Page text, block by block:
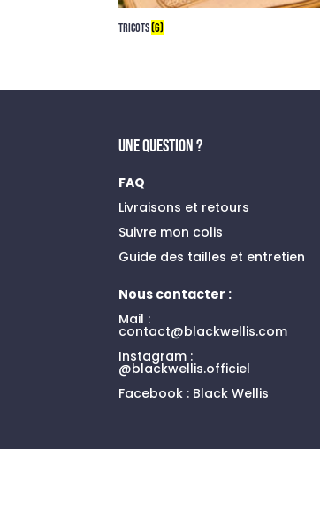
TRICOTS(6)
UNE QUESTION ?
FAQ
Livraisons et retours
Suivre mon colis
Guide des tailles et entretien
Nous contacter :
Mail :
contact@blackwellis.com
Instagram :
@blackwellis.officiel
Facebook : Black Wellis